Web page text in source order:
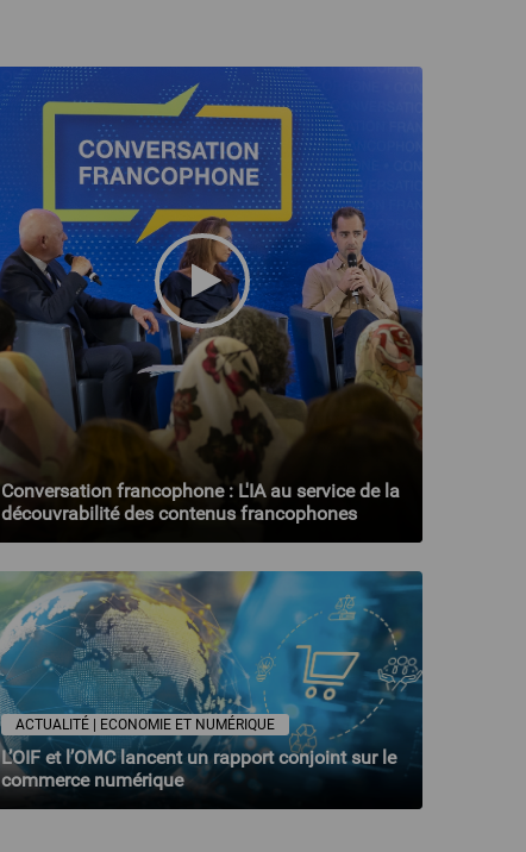
Conversation francophone : L'IA au service de la
découvrabilité des contenus francophones
ACTUALITÉ | ECONOMIE ET NUMÉRIQUE
L’OIF et l’OMC lancent un rapport conjoint sur le
commerce numérique